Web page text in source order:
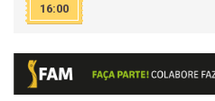
16:00